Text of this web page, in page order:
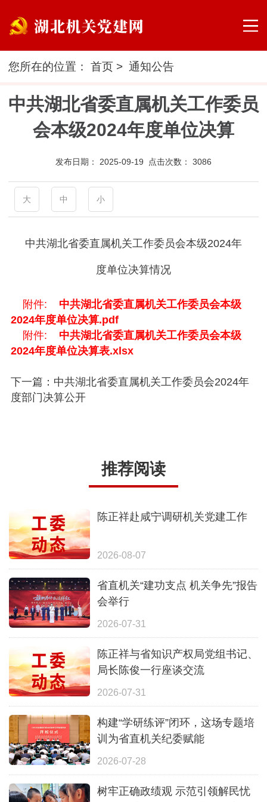
您所在的位置：首页 >通知公告
中共湖北省委直属机关工作委员
会本级2024年度单位决算
发布日期： 2025-09-19 点击次数： 3086
大 中 小
中共湖北省委直属机关工作委员会本级2024年
度单位决算情况
附件:
中共湖北省委直属机关工作委员会本级
2024年度单位决算.pdf
附件:
中共湖北省委直属机关工作委员会本级
2024年度单位决算表.xlsx
下一篇：中共湖北省委直属机关工作委员会2024年
度部门决算公开
推荐阅读
陈正祥赴咸宁调研机关党建工作
2026-08-07
省直机关“建功支点 机关争先”报告
会举行
2026-07-31
陈正祥与省知识产权局党组书记、
局长陈俊一行座谈交流
2026-07-31
构建“学研练评”闭环，这场专题培
训为省直机关纪委赋能
2026-07-28
树牢正确政绩观 示范引领解民忧